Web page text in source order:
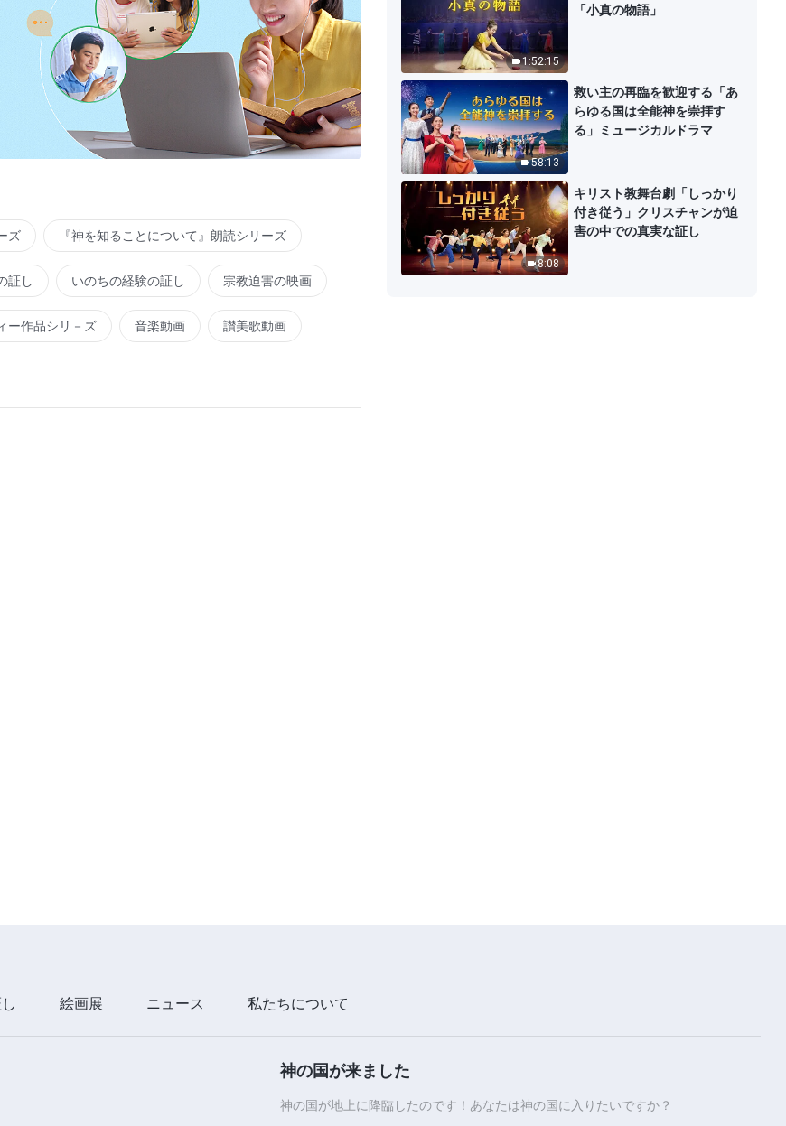
29:48
聖霊の御言葉「神を知る者だけ
が、神の証人となることができ
る」
47:19
神の御言葉「ペテロはどのように
イエスを知るようになったか」
29:33
聖霊の御言葉「精錬を経験するこ
とでのみ、人は真の愛をもつこと
ができる」
23:40
（２）
ズ 『神を知ることについて』朗読シリーズ
証し いのちの経験の証し 宗教迫害の映画
作品シリ－ズ 音楽動画 讃美歌動画
1:52:15
「小真の物語」
58:13
救い主の再臨を歓迎する「あ
らゆる国は全能神を崇拝す
る」ミュージカルドラマ
8:08
キリスト教舞台劇「しっかり
付き従う」クリスチャンが迫
害の中での真実な証し
絵画展 ニュース 私たちについて
神の国が来ました
神の国が地上に降臨したのです！あなたは神の国に入りたいですか？